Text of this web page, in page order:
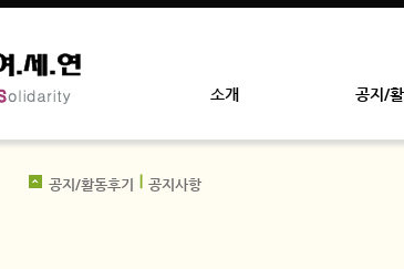
소개 공지/활
공지/활동후기 공지사항